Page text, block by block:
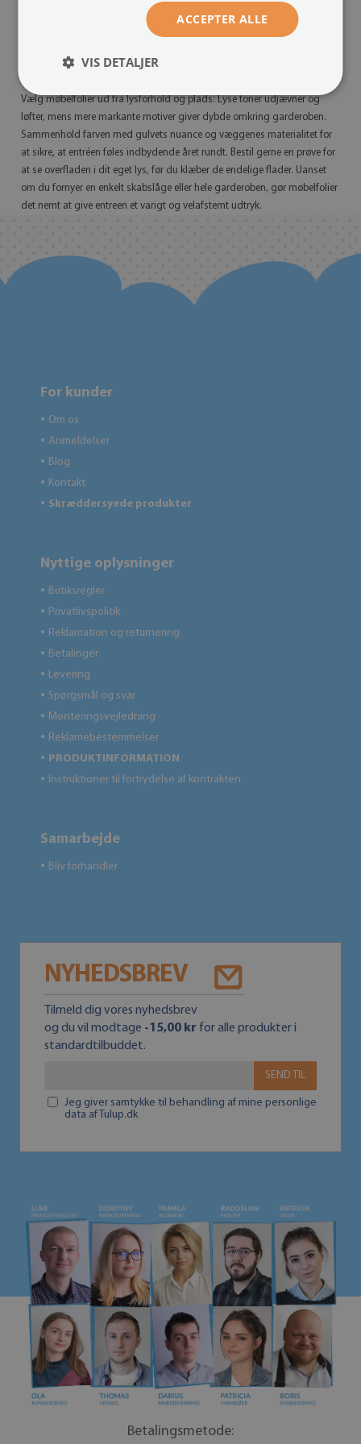
vælges mod et lille gebyr, og fragt for prøver betales af kunden. Skal
indretningen bindes sammen yderligere, findes tilsvarende muligheder
rolige zoner.
Vælg møbelfolier ud fra lysforhold og plads: Lyse toner udjævner og
løfter, mens mere markante motiver giver dybde omkring garderoben.
Sammenhold farven med gulvets nuance og væggenes materialitet for
at sikre, at entréen føles indbydende året rundt. Bestil gerne en prøve for
at se overfladen i dit eget lys, før du klæber de endelige flader. Uanset
om du fornyer en enkelt skabslåge eller hele garderoben, gør møbelfolier
det nemt at give entreen et varigt og velafstemt udtryk.
For kunder
● Om os
● Anmeldelser
● Blog
● Kontakt
● Skræddersyede produkter
Nyttige oplysninger
● Butiksregler
● Privatlivspolitik
● Reklamation og returnering
● Betalinger
● Levering
● Spørgsmål og svar
● Monteringsvejledning
● Reklamebestemmelser
● PRODUKTINFORMATION
● Instruktioner til fortrydelse af kontrakten
Samarbejde
● Bliv forhandler
NYHEDSBREV
Tilmeld dig vores nyhedsbrev
og du vil modtage -15,00 kr for alle produkter i
standardtilbuddet.
SEND TIL
Jeg giver samtykke til behandling af mine personlige
data af Tulup.dk
Betalingsmetode:
ACCEPTER ALLE
VIS DETALJER